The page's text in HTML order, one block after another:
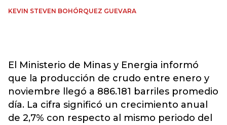
KEVIN STEVEN BOHÓRQUEZ GUEVARA
El Ministerio de Minas y Energia informó
que la producción de crudo entre enero y
noviembre llegó a 886.181 barriles promedio
día. La cifra significó un crecimiento anual
de 2,7% con respecto al mismo periodo del